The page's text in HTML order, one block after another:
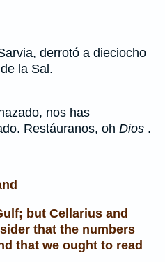
derrotó a dieciocho
la Sal.
nos has
Restáuranos, oh Dios .
but Cellarius and
that the numbers
that we ought to read